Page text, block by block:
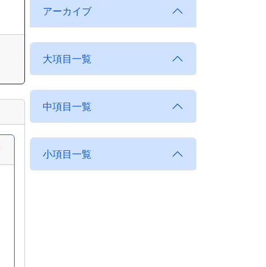
アーカイブ
大項目一覧
中項目一覧
小項目一覧